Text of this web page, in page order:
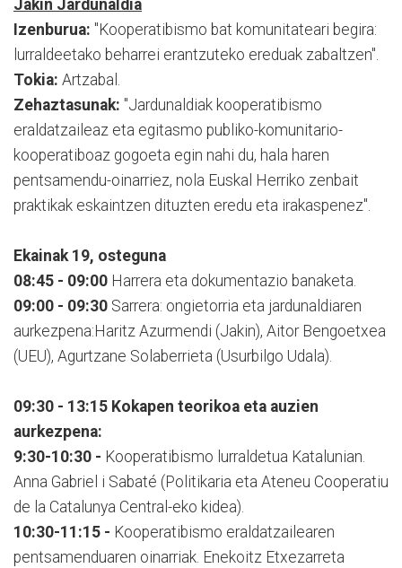
Jakin Jardunaldia
Izenburua: "Kooperatibismo bat komunitateari begira:
lurraldeetako beharrei erantzuteko ereduak zabaltzen".
Tokia: Artzabal.
Zehaztasunak: "Jardunaldiak kooperatibismo
eraldatzaileaz eta egitasmo publiko-komunitario-
kooperatiboaz gogoeta egin nahi du, hala haren
pentsamendu-oinarriez, nola Euskal Herriko zenbait
praktikak eskaintzen dituzten eredu eta irakaspenez".
Ekainak 19, osteguna
08:45 - 09:00 Harrera eta dokumentazio banaketa.
09:00 - 09:30 Sarrera: ongietorria eta jardunaldiaren
aurkezpena:Haritz Azurmendi (Jakin), Aitor Bengoetxea
(UEU), Agurtzane Solaberrieta (Usurbilgo Udala).
09:30 - 13:15 Kokapen teorikoa eta auzien
aurkezpena:
9:30-10:30 - Kooperatibismo lurraldetua Katalunian.
Anna Gabriel i Sabaté (Politikaria eta Ateneu Cooperatiu
de la Catalunya Central-eko kidea).
10:30-11:15 - Kooperatibismo eraldatzailearen
pentsamenduaren oinarriak. Enekoitz Etxezarreta